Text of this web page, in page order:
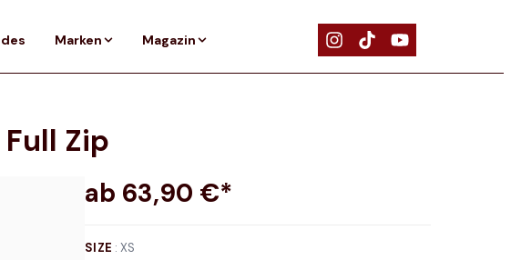
Marken Magazin
Zip
ab 63,90 €*
SIZE :XS